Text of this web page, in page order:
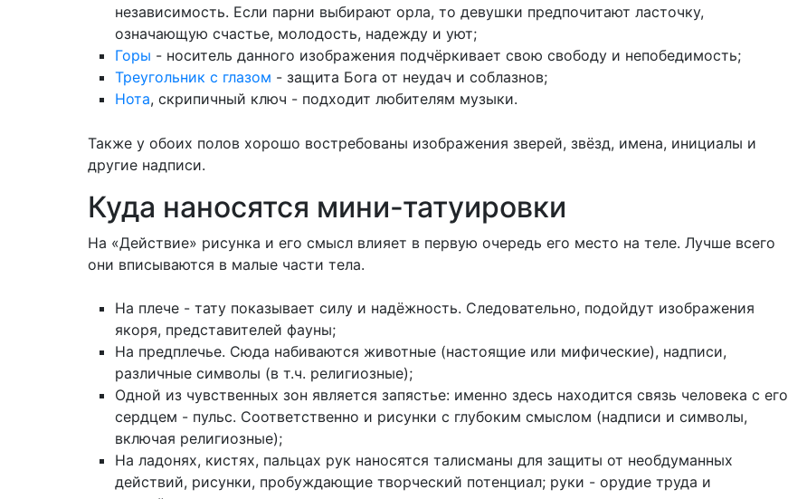
независимость. Если парни выбирают орла, то девушки предпочитают ласточку,
означающую счастье, молодость, надежду и уют;
Горы - носитель данного изображения подчёркивает свою свободу и непобедимость;
Треугольник с глазом - защита Бога от неудач и соблазнов;
Нота, скрипичный ключ - подходит любителям музыки.
Также у обоих полов хорошо востребованы изображения зверей, звёзд, имена, инициалы и
другие надписи.
Куда наносятся мини-татуировки
На «Действие» рисунка и его смысл влияет в первую очередь его место на теле. Лучше всего
они вписываются в малые части тела.
На плече - тату показывает силу и надёжность. Следовательно, подойдут изображения
якоря, представителей фауны;
На предплечье. Сюда набиваются животные (настоящие или мифические), надписи,
различные символы (в т.ч. религиозные);
Одной из чувственных зон является запястье: именно здесь находится связь человека с его
сердцем - пульс. Соответственно и рисунки с глубоким смыслом (надписи и символы,
включая религиозные);
На ладонях, кистях, пальцах рук наносятся талисманы для защиты от необдуманных
действий, рисунки, пробуждающие творческий потенциал; руки - орудие труда и